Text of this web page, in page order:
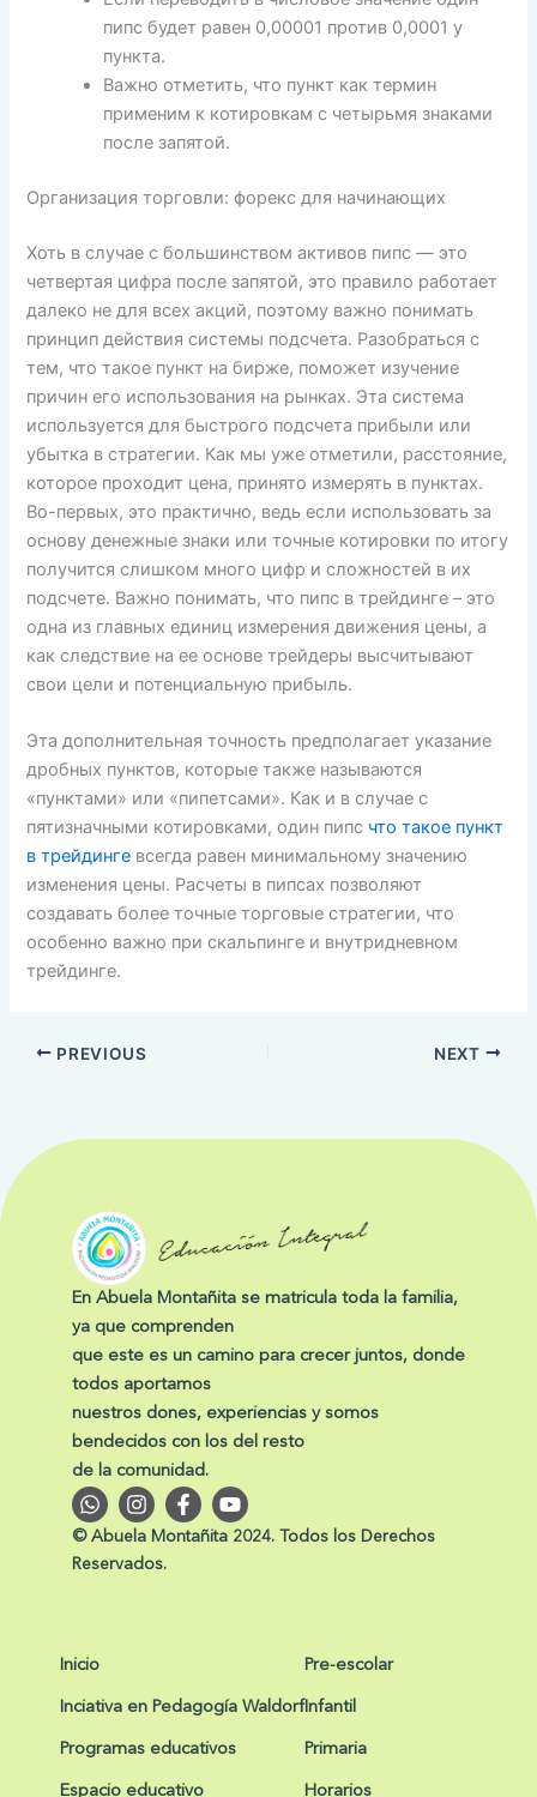
пипс будет равен 0,00001 против 0,0001 у
пункта.
Важно отметить, что пункт как термин
применим к котировкам с четырьмя знаками
после запятой.
Организация торговли: форекс для начинающих
Хоть в случае с большинством активов пипс — это
четвертая цифра после запятой, это правило работает
далеко не для всех акций, поэтому важно понимать
принцип действия системы подсчета. Разобраться с
тем, что такое пункт на бирже, поможет изучение
причин его использования на рынках. Эта система
используется для быстрого подсчета прибыли или
убытка в стратегии. Как мы уже отметили, расстояние,
которое проходит цена, принято измерять в пунктах.
Во-первых, это практично, ведь если использовать за
основу денежные знаки или точные котировки по итогу
получится слишком много цифр и сложностей в их
подсчете. Важно понимать, что пипс в трейдинге – это
одна из главных единиц измерения движения цены, а
как следствие на ее основе трейдеры высчитывают
свои цели и потенциальную прибыль.
Эта дополнительная точность предполагает указание
дробных пунктов, которые также называются
«пунктами» или «пипетсами». Как и в случае с
пятизначными котировками, один пипс что такое пункт
в трейдинге всегда равен минимальному значению
изменения цены. Расчеты в пипсах позволяют
создавать более точные торговые стратегии, что
особенно важно при скальпинге и внутридневном
трейдинге.
PREVIOUS NEXT
En Abuela Montañita se matricula toda la familia,
ya que comprenden
que este es un camino para crecer juntos, donde
todos aportamos
nuestros dones, experiencias y somos
bendecidos con los del resto
de la comunidad.
W
h
a
t
I
n
s
t
F
a
c
Y
o
u
© Abuela Montañita 2024. Todos los Derechos
Reservados.
Inicio
Inciativa en Pedagogía Waldorf
Programas educativos
Espacio educativo
Pre-escolar
Infantil
Primaria
Horarios